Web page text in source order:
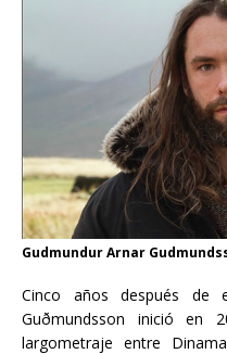
Gudmundur Arnar
Cinco años después de
Guðmundsson inició en
largometraje entre